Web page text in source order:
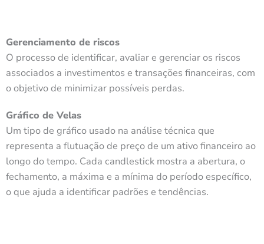
Gerenciamento de riscos
O processo de identificar, avaliar e gerenciar os riscos
associados a investimentos e transações financeiras, com
o objetivo de minimizar possíveis perdas.
Gráfico de Velas
Um tipo de gráfico usado na análise técnica que
representa a flutuação de preço de um ativo financeiro ao
longo do tempo. Cada candlestick mostra a abertura, o
fechamento, a máxima e a mínima do período específico,
o que ajuda a identificar padrões e tendências.